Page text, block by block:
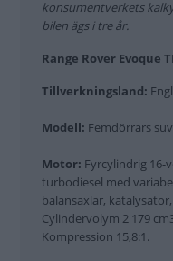
konsumentverkets
bilen ägs i tre år.
Range Rover Evoque
Tillverkningsland:
Modell: Femdörrars
Motor: Fyrcylindrig
turbodiesel med
balansaxlar,
Cylindervolym 2 179
Kompression 15,8:1.